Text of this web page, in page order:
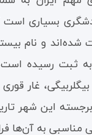
بسیاری
شده‌اند و نام
ثبت رسیده
غار
برجسته این شهر
مناسبی به آن‌ها